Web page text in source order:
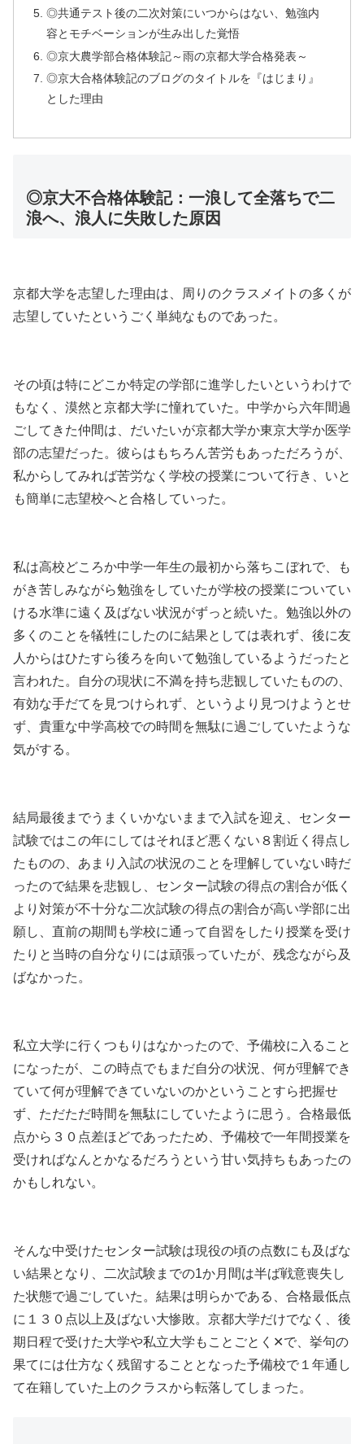
◎共通テスト後の二次対策にいつからはない、勉強内
容とモチベーションが生み出した覚悟
◎京大農学部合格体験記～雨の京都大学合格発表～
◎京大合格体験記のブログのタイトルを『はじまり』
とした理由
◎京大不合格体験記：一浪して全落ちで二
浪へ、浪人に失敗した原因
京都大学を志望した理由は、周りのクラスメイトの多くが
志望していたというごく単純なものであった。
その頃は特にどこか特定の学部に進学したいというわけで
もなく、漠然と京都大学に憧れていた。中学から六年間過
ごしてきた仲間は、だいたいが京都大学か東京大学か医学
部の志望だった。彼らはもちろん苦労もあっただろうが、
私からしてみれば苦労なく学校の授業について行き、いと
も簡単に志望校へと合格していった。
私は高校どころか中学一年生の最初から落ちこぼれで、も
がき苦しみながら勉強をしていたが学校の授業についてい
ける水準に遠く及ばない状況がずっと続いた。勉強以外の
多くのことを犠牲にしたのに結果としては表れず、後に友
人からはひたすら後ろを向いて勉強しているようだったと
言われた。自分の現状に不満を持ち悲観していたものの、
有効な手だてを見つけられず、というより見つけようとせ
ず、貴重な中学高校での時間を無駄に過ごしていたような
気がする。
結局最後までうまくいかないままで入試を迎え、センター
試験ではこの年にしてはそれほど悪くない８割近く得点し
たものの、あまり入試の状況のことを理解していない時だ
ったので結果を悲観し、センター試験の得点の割合が低く
より対策が不十分な二次試験の得点の割合が高い学部に出
願し、直前の期間も学校に通って自習をしたり授業を受け
たりと当時の自分なりには頑張っていたが、残念ながら及
ばなかった。
私立大学に行くつもりはなかったので、予備校に入ること
になったが、この時点でもまだ自分の状況、何が理解でき
ていて何が理解できていないのかということすら把握せ
ず、ただただ時間を無駄にしていたように思う。合格最低
点から３０点差ほどであったため、予備校で一年間授業を
受ければなんとかなるだろうという甘い気持ちもあったの
かもしれない。
そんな中受けたセンター試験は現役の頃の点数にも及ばな
い結果となり、二次試験までの1か月間は半ば戦意喪失し
た状態で過ごしていた。結果は明らかである、合格最低点
に１３０点以上及ばない大惨敗。京都大学だけでなく、後
期日程で受けた大学や私立大学もことごとく✕で、挙句の
果てには仕方なく残留することとなった予備校で１年通し
て在籍していた上のクラスから転落してしまった。